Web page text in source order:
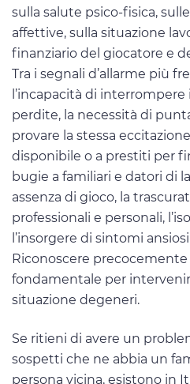
sulla salute psico-fisica,
affettive, sulla situazione
finanziario del giocatore e
Tra i segnali d’allarme più
l’incapacità di
perdite, la necessità di
provare la stessa
disponibile o a prestiti per
bugie a familiari e datori di
assenza di gioco, la
professionali e personali,
l’insorgere di sintomi
Riconoscere
fondamentale per
situazione degeneri.
Se ritieni di avere un
sospetti che ne abbia un
persona vicina, esistono in